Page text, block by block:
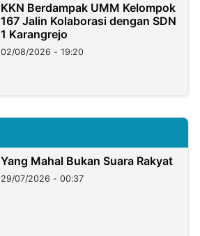
KKN Berdampak UMM Kelompok
167 Jalin Kolaborasi dengan SDN
1 Karangrejo
02/08/2026 - 19:20
Yang Mahal Bukan Suara Rakyat
29/07/2026 - 00:37